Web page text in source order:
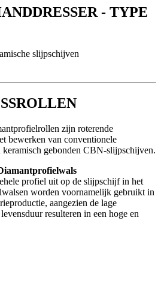
- TYPE
slijpschijven
zijn roterende
bewerken van conventionele
gebonden CBN-slijpschijven.
profiel uit op de slijpschijf in het
worden voornamelijk gebruikt in
aangezien de lage
resulteren in een hoge en